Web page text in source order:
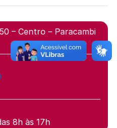
– Centro – Paracambi
8h às 17h